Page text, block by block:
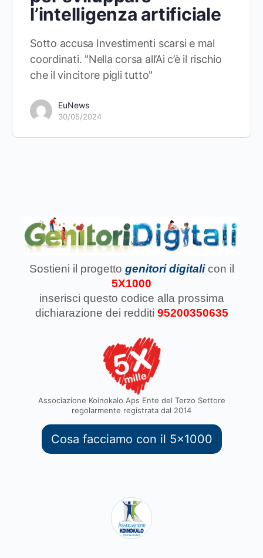
l’intelligenza artificiale
Sotto accusa Investimenti scarsi e mal
coordinati. "Nella corsa all’Ai c’è il rischio
che il vincitore pigli tutto"
EuNews
30/05/2024
Sostieni il progetto genitori digitali con il
5X1000
inserisci questo codice alla prossima
dichiarazione dei redditi 95200350635
Associazione Koinokalo Aps Ente del Terzo Settore
regolarmente registrata dal 2014
Cosa facciamo con il 5x1000